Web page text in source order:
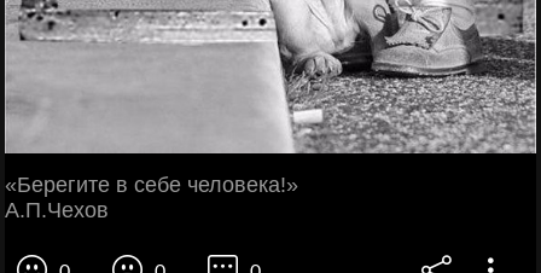
«Берегите в себе человека!»
А.П.Чехов